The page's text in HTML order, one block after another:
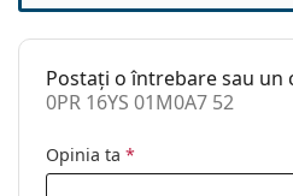
Brand:
Prada
Utilizare:
Modă
Postați o întrebare sau un
0PR 16YS 01M0A7 52
Opinia ta *